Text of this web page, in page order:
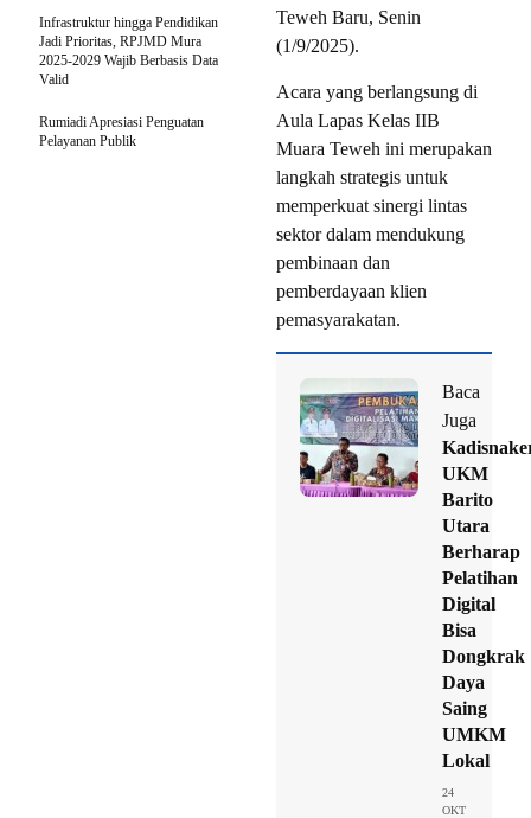
Teweh Baru, Senin
(1/9/2025).
Acara yang berlangsung di
Aula Lapas Kelas IIB
Muara Teweh ini merupakan
langkah strategis untuk
memperkuat sinergi lintas
sektor dalam mendukung
pembinaan dan
pemberdayaan klien
pemasyarakatan.
Baca
Juga
UKM
Barito
Utara
Berharap
Pelatihan
Digital
Bisa
Dongkrak
Daya
Saing
UMKM
Lokal
24
OKT
Infrastruktur hingga Pendidikan
Jadi Prioritas, RPJMD Mura
2025-2029 Wajib Berbasis Data
Valid
Rumiadi Apresiasi Penguatan
Pelayanan Publik